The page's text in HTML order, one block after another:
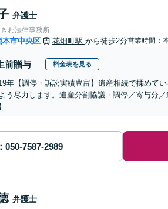
弁護士
わ法律事務所
本市中央区 花畑町駅 から徒歩2分営業時間：
前贈与 料金表を見る
年【調停・訴訟実績豊富】遺産相続で揉めて
う尽力します。遺産分割協議・調停／寄与分
弁護士